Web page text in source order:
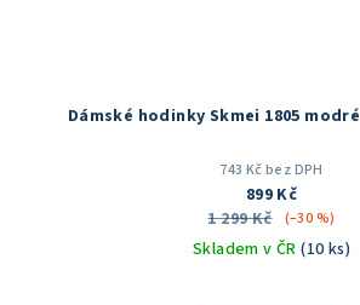
Dámské hodinky Skmei 1805 modré
743 Kč bez DPH
899 Kč
1 299 Kč
(–30 %)
Skladem v ČR(10 ks)